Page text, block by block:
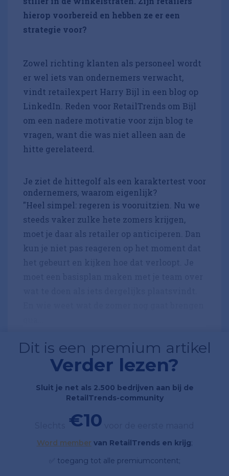
hierop voorbereid en hebben ze er een
strategie voor?
Zowel richting klanten als personeel wordt
er wel iets van ondernemers verwacht,
vindt retailexpert Harry Bijl in een blog op
LinkedIn. Reden voor RetailTrends om Bijl
om een nadere motivatie voor zijn blog te
vragen, want die was niet alleen aan de
hitte gerelateerd.
Je ziet de hittegolf als een karaktertest voor
ondernemers, waarom eigenlijk?
"Heel simpel: regeren is vooruitzien. Nu we
steeds vaker zulke hete zomers krijgen,
moet je daar als retailer op anticiperen. Dan
kun je niet pas reageren op het moment dat
Dit is een premium artikel
Verder lezen?
Sluit je net als 2.500 bedrijven aan bij de
RetailTrends-community
€10
Word member van RetailTrends en krijg;
✅ toegang tot alle premiumcontent;